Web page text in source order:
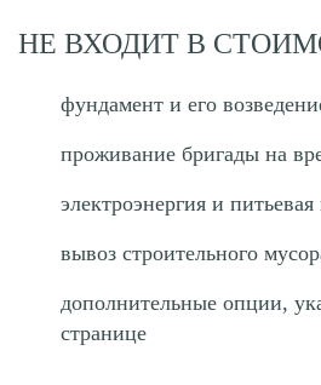
НЕ ВХОДИТ В
фундамент и его
проживание бригады на
электроэнергия и
вывоз строительного
дополнительные опции,
странице